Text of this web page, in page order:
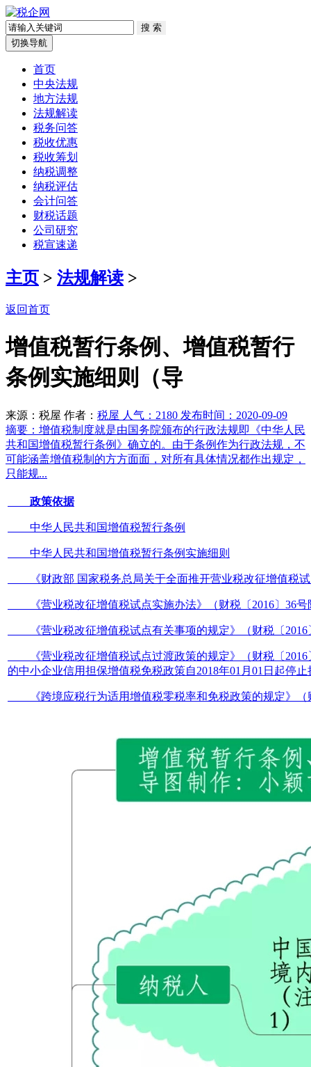
切换导航
首页
中央法规
地方法规
法规解读
税务问答
税收优惠
税收筹划
纳税调整
纳税评估
会计问答
财税话题
公司研究
税宣速递
主页 > 法规解读 >
返回首页
增值税暂行条例、增值税暂行
条例实施细则（导
来源：税屋 作者： 税屋 人气： 2180 发布时间：2020-09-09
摘要：增值税制度就是由国务院颁布的行政法规即《中华人民
共和国增值税暂行条例》确立的。由于条例作为行政法规，不
可能涵盖增值税制的方方面面，对所有具体情况都作出规定，
只能规...
政策依据
中华人民共和国增值税暂行条例
中华人民共和国增值税暂行条例实施细则
《财政部 国家税务总局关于全面推开营业税改征增值税试
《营业税改征增值税试点实施办法》（财税〔2016〕36号
《营业税改征增值税试点有关事项的规定》（财税〔2016
《营业税改征增值税试点过渡政策的规定》（财税〔2016
的中小企业信用担保增值税免税政策自2018年01月01日起停止
《跨境应税行为适用增值税零税率和免税政策的规定》（